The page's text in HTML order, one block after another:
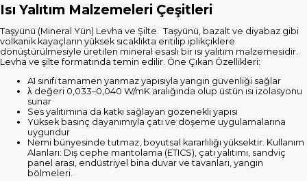
Isı Yalıtım Malzemeleri Çeşitleri
Taşyünü (Mineral Yün) Levha ve Şilte. Taşyünü, bazalt ve diyabaz gibi
volkanik kayaçların yüksek sıcaklıkta eritilip iplikçiklere
dönüştürülmesiyle üretilen mineral esaslı bir ısı yalıtım malzemesidir.
Levha ve şilte formatında temin edilir. Öne Çıkan Özellikleri:
A1 sınıfı tamamen yanmaz yapısıyla yangın güvenliği sağlar
λ değeri 0,033–0,040 W/mK aralığında olup üstün ısı izolasyonu
sunar
Ses yalıtımına da katkı sağlayan gözenekli yapısı
Yüksek basınç dayanımıyla çatı ve döşeme uygulamalarına
uygundur
Nemi bünyesinde tutmaz, boyutsal kararlılığı yüksektir. Kullanım
Alanları: Dış cephe mantolama (ETICS), çatı yalıtımı, sandviç
panel arası, endüstriyel bina duvar ve tavanları, yangın
bölmeleri.